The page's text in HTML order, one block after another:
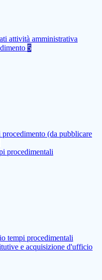
attività amministrativa
5
(da pubblicare
procedimentali
tempi procedimentali
e acquisizione d'ufficio